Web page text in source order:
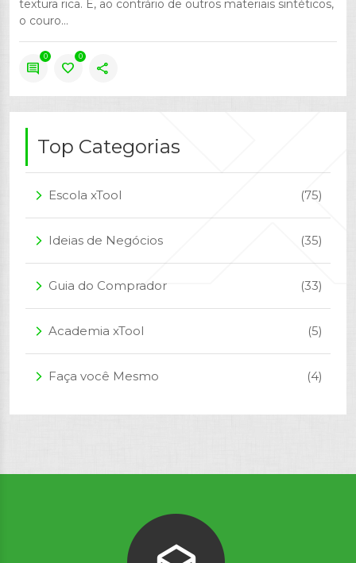
textura rica. E, ao contrário de outros materiais sintéticos,
o couro...
comment
0
favorite
0
share
Top Categorias
arrow_forward_ios Escola xTool (75)
arrow_forward_ios Ideias de Negócios (35)
arrow_forward_ios Guia do Comprador (33)
arrow_forward_ios Academia xTool (5)
arrow_forward_ios Faça você Mesmo (4)